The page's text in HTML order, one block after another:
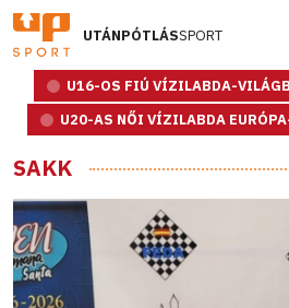
UTÁNPÓTLÁSSPORT
U16-OS FIÚ VÍZILABDA-
U20-AS NŐI VÍZILABDA
SAKK